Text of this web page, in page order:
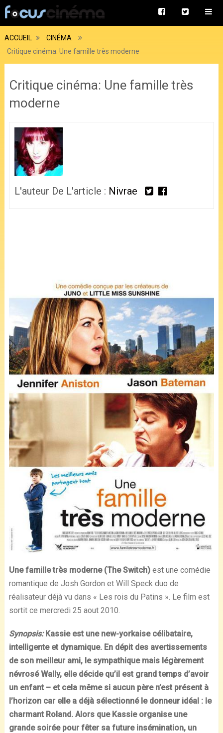
ACCUEIL
CINÉMA
Critique cinéma: Une famille très moderne
Critique cinéma: Une famille très
moderne
L'auteur De L'article : Nivrae
Une famille très moderne (The Switch) est une comédie
romantique de Josh Gordon et Will Speck duo de
réalisateur déjà vu dans « Les rois du Patins ». Le film est
sortit ce mercredi 25 aout 2010.
Synopsis:Kassie est une new-yorkaise célibataire,
intelligente et dynamique. En dépit des avertissements
de son meilleur ami, le sympathique mais légèrement
névrosé Wally, elle décide qu’il est grand temps d’avoir
un enfant – et cela même si aucun père n’est présent à
l’horizon car elle a déjà sélectionné le donneur idéal : le
charmant Roland. Alors que Kassie organise une
grande soirée pour fêter sa future insémination, un